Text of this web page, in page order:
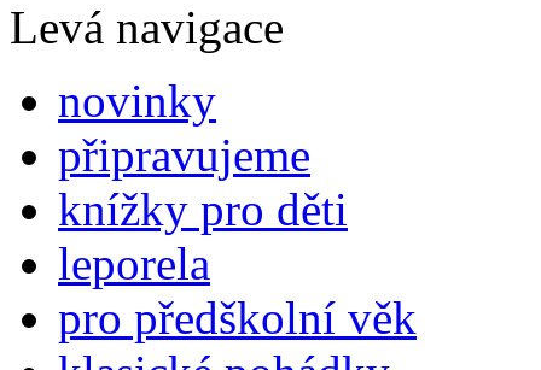
Levá navigace
novinky
připravujeme
knížky pro děti
leporela
pro předškolní věk